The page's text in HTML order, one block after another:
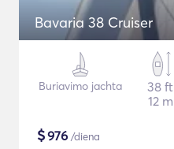
Bavaria 38 Cruiser
Buriavimo jachta
38 ft
12 m
$976 /diena